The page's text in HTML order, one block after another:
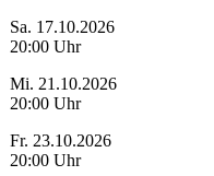
Sa. 17.10.2026
20:00 Uhr
Mi. 21.10.2026
20:00 Uhr
Fr. 23.10.2026
20:00 Uhr